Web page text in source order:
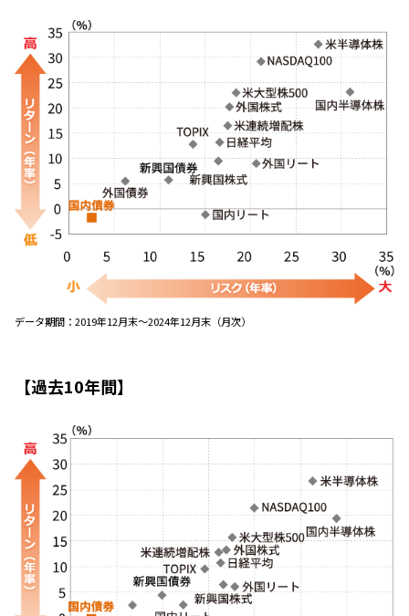
データ期間：2019年12月末～2024年12月末（月次）
【過去10年間】